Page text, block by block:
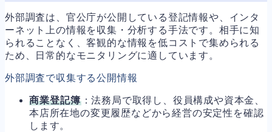
外部調査は、官公庁が公開している登記情報や、インタ
ーネット上の情報を収集・分析する手法です。相手に知
られることなく、客観的な情報を低コストで集められる
ため、日常的なモニタリングに適しています。
外部調査で収集する公開情報
商業登記簿：法務局で取得し、役員構成や資本金、
本店所在地の変更履歴などから経営の安定性を確認
します。